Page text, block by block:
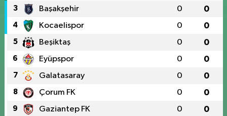
3 Başakşehir 0 0
4 Kocaelispor 0 0
5 Beşiktaş 0 0
6 Eyüpspor 0 0
7 Galatasaray 0 0
8 Çorum FK 0 0
9 Gaziantep FK 0 0